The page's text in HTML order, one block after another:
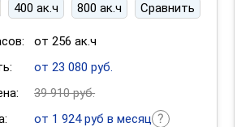
400 ак.ч 800 ак.ч Сравнить
от 256 ак.ч
от 23 080 руб.
39 910 руб.
от 1 924 руб в месяц